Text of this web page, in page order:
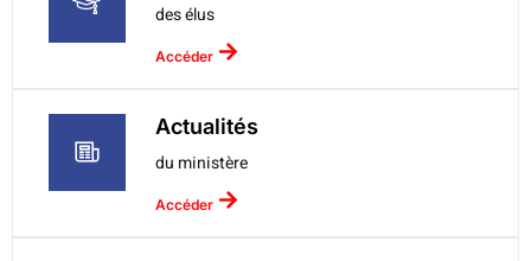
des élus
Accéder
Actualités
du ministère
Accéder